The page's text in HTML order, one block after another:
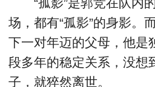
“孤影”是郭竞在队内
场，都有“孤影”的身影。
下一对年迈的父母，他是
段多年的稳定关系，没想
子，就猝然离世。